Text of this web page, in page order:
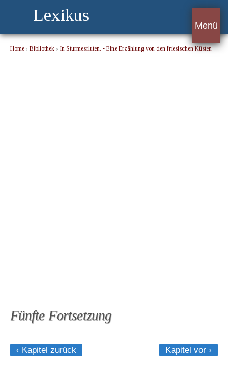
Lexikus
Menü
Home › Bibliothek › In Sturmesfluten. - Eine Erzählung von den friesischen Küsten
Fünfte Fortsetzung
‹ Kapitel zurück Kapitel vor ›